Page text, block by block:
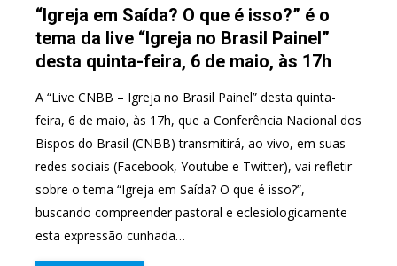
“Igreja em Saída? O que é isso?” é o
tema da live “Igreja no Brasil Painel”
desta quinta-feira, 6 de maio, às 17h
A “Live CNBB – Igreja no Brasil Painel” desta quinta-
feira, 6 de maio, às 17h, que a Conferência Nacional dos
Bispos do Brasil (CNBB) transmitirá, ao vivo, em suas
redes sociais (Facebook, Youtube e Twitter), vai refletir
sobre o tema “Igreja em Saída? O que é isso?”,
buscando compreender pastoral e eclesiologicamente
esta expressão cunhada…